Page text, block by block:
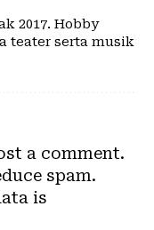
2017. Hobby
teater serta musik
a comment.
spam.
is